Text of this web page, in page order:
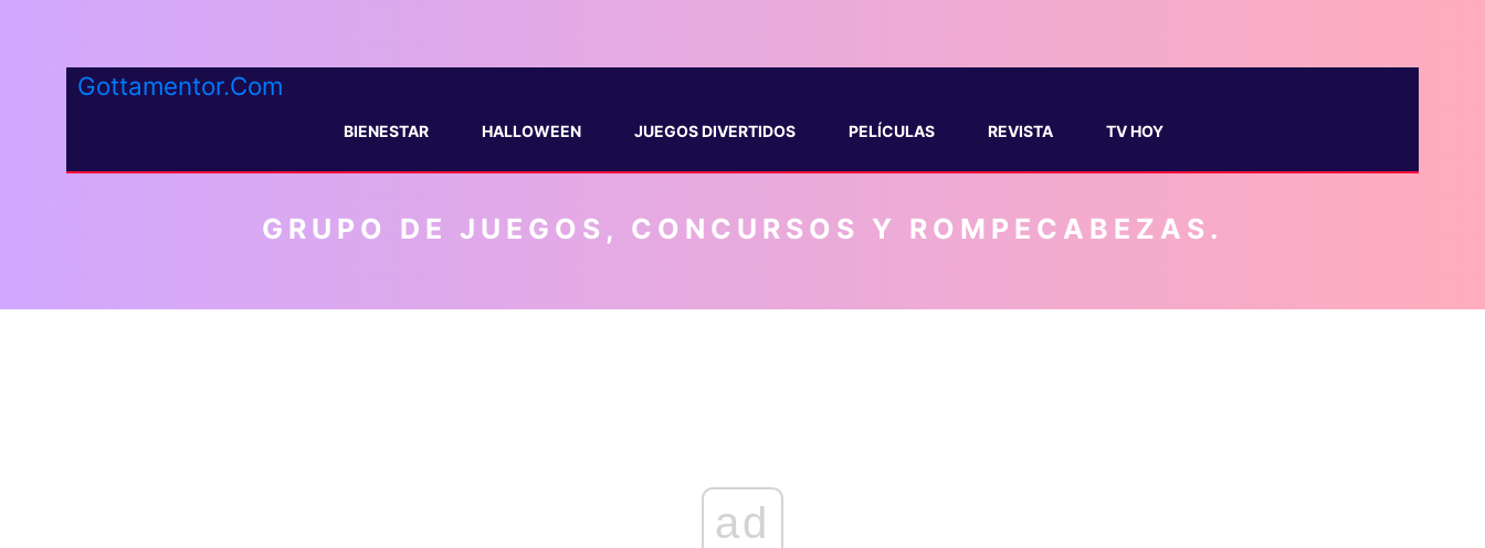
Gottamentor.Com
BIENESTAR HALLOWEEN JUEGOS DIVERTIDOS PELÍCULAS REVISTA TV HOY
GRUPO DE JUEGOS, CONCURSOS Y ROMPECABEZAS.
ad